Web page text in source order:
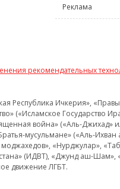
Реклама
рекомендательных
Ичкерия»,
(«Исламское Государство
война» («Аль-Джихад»
мусульмане» («Аль-Ихван
«Нурджулар»,
(ИДВТ), «Джунд аш-
движение ЛГБТ.